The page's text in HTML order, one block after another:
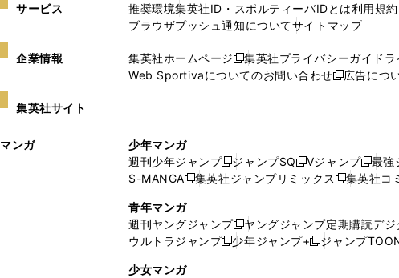
サービス 推奨環境集英社ID・スポルティーバIDとは利用規
ブラウザプッシュ通知についてサイトマップ
企業情報 集英社ホームページ
新
し
い
ド
ウ
く
集英社プライバシーガイドラ
Web Sportivaについてのお問い合わせ
新
し
ン
ド
開
く
広告につ
集英社サイト
マンガ
少年マンガ
週刊少年ジャンプ
新
し
ィ
ン
ジャンプSQ
新
し
ィ
ン
Vジャンプ
新
し
ィ
ン
最強
S-MANGA
新
い
ウ
ィ
ン
集英社ジャンプリミックス
新
ウ
ィ
集英社コ
青年マンガ
週刊ヤングジャンプ
新
し
ヤングジャンプ定期購読デジ
ウルトラジャンプ
新
少年ジャンプ+
新
ジャンプ
少女マンガ